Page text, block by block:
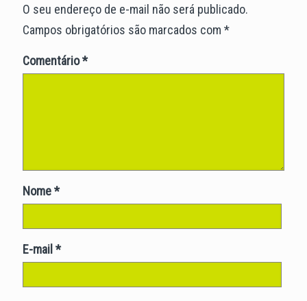
O seu endereço de e-mail não será publicado.
Campos obrigatórios são marcados com *
Comentário*
Nome*
E-mail *